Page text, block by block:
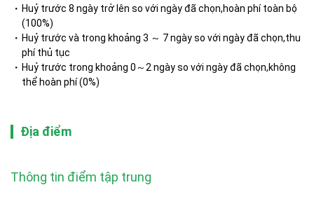
Huỷ trước 8 ngày trở lên so với ngày đã chọn,hoàn phí toàn bộ
(100%)
Huỷ trước và trong khoảng 3 ～ 7 ngày so với ngày đã chọn,thu
phí thủ tục
Huỷ trước trong khoảng 0～2 ngày so với ngày đã chọn,không
thể hoàn phí (0%)
Địa điểm
Thông tin điểm tập trung